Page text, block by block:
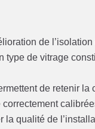
de
type de vitrage
de retenir la
qualité de